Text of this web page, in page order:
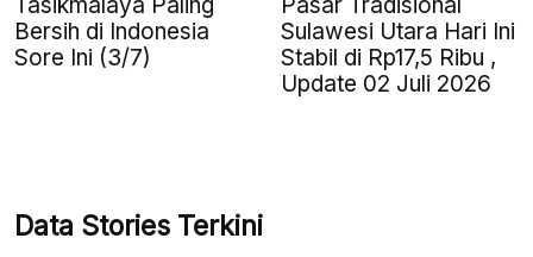
Bersih di Indonesia
Sore Ini (3/7)
Sulawesi Utara Hari Ini
Stabil di Rp17,5 Ribu ,
Update 02 Juli 2026
Data Stories Terkini